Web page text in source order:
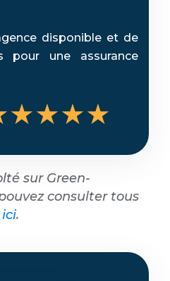
disponible et de
pour une assurance
sur Green-
consulter tous
.